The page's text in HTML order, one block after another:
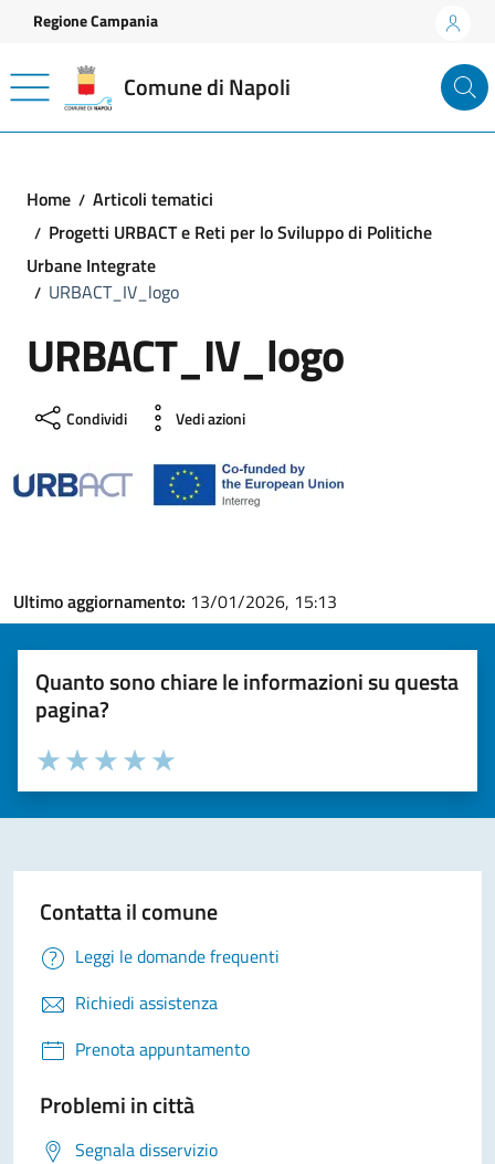
Vai ai contenuti
Vai al footer
Regione Campania
Comune di Napoli
Home
Articoli tematici
Progetti URBACT e Reti per lo Sviluppo di Politiche
Urbane Integrate
URBACT_IV_logo
URBACT_IV_logo
Condividi Vedi azioni
Ultimo aggiornamento: 13/01/2026, 15:13
Quanto sono chiare le informazioni su questa
pagina?
Valuta la chiarezza delle informazioni (da 1 a 5 stelle)
Seleziona il numero di stelle per valutare la chiarezza delle
Valuta 5 stelle su 5
Valuta 4 stelle su 5
Valuta 3 stelle su 5
Valuta 2 stelle su 5
Valuta 1 stelle su 5
Contatta il comune
Leggi le domande frequenti
Richiedi assistenza
Prenota appuntamento
Problemi in città
Segnala disservizio